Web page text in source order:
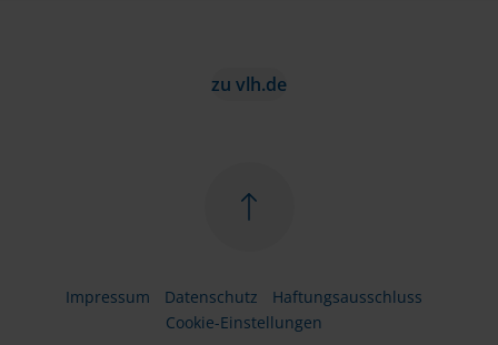
zu vlh.de
Impressum Datenschutz
Haftungsausschluss
Cookie-Einstellungen